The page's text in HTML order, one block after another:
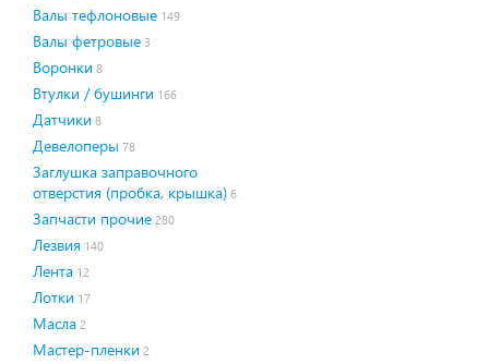
Валы тефлоновые 149
Валы фетровые 3
Воронки 8
Втулки / бушинги 166
Датчики 8
Девелоперы 78
Заглушка заправочного
отверстия (пробка, крышка) 6
Запчасти прочие 280
Лезвия 140
Лента 12
Лотки 17
Масла 2
Мастер-пленки 2